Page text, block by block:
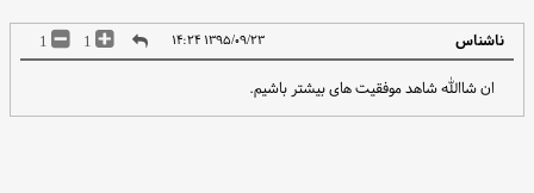
ناشناس 1 1 ۱۳۹۵/۰۹/۲۳ ۱۴:۲۴
ان شاالله شاهد موفقیت های بیشتر باشیم.